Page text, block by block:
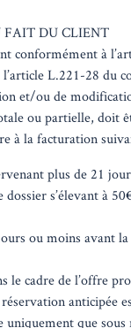
DU CLIENT
conformément à
L.221-28 du
et/ou de
ou partielle, doit
à la facturation
plus de 21
s’élevant à
ou moins avant la
le cadre de l’offre
anticipée
uniquement que